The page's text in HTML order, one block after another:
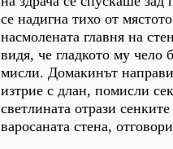
се надигна тихо от
насмолената главня на
видя, че гладкото му чело
мисли. Домакинът
изтрие с длан, помисли
светлината отрази
варосаната стена,